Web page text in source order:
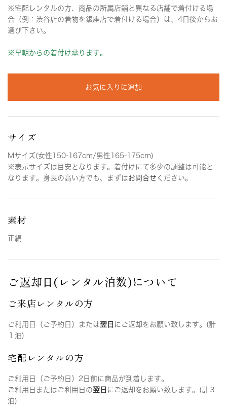
※宅配レンタルの方、商品の所属店舗と異なる店舗で着付ける場
合（例：渋谷店の着物を銀座店で着付ける場合）は、4日後からお
選び下さい。
※早朝からの着付け承ります。
お気に入りに追加
サイズ
Mサイズ(女性150-167cm/男性165-175cm)
※表示サイズは目安となります。着付けにて多少の調整は可能と
なります。身長の高い方でも、まずはお問合せ ください。
素材
正絹
ご返却日(レンタル泊数)について
ご来店レンタルの方
ご利用日（ご予約日）または翌日 にご返却をお願い致します。(計
１泊)
宅配レンタルの方
ご利用日（ご予約日）2日前に商品が到着します。
ご利用日またはご利用日の翌日 にご返却をお願い致します。(計３
泊)